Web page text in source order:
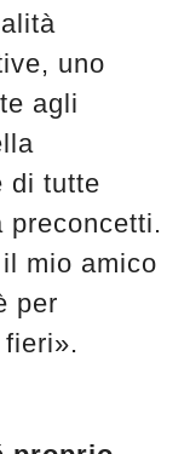
uno
agli
di tutte
preconcetti.
mio amico
per